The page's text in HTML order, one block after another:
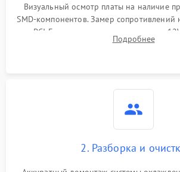
Визуальный осмотр платы на наличие
SMD-компонентов. Замер сопротивлений
PCI-E и дополнительных разъемах
короткое замыкание основных
Подробнее
2. Разборка и